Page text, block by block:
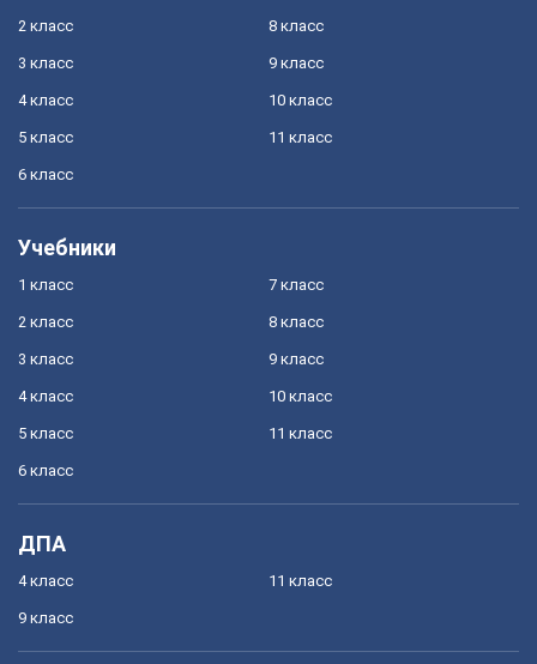
2 класс
3 класс
4 класс
5 класс
6 класс
8 класс
9 класс
10 класс
11 класс
Учебники
1 класс
2 класс
3 класс
4 класс
5 класс
6 класс
7 класс
8 класс
9 класс
10 класс
11 класс
ДПА
4 класс
9 класс
11 класс